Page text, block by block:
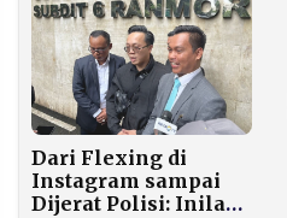
Dari Flexing di
Instagram sampai
Dijerat Polisi: Inilah